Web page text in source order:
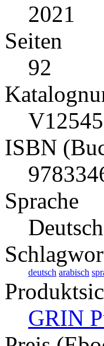
2021
Seiten
92
ISBN
Sprache
Deutsch
deutsch arabisch
GRIN